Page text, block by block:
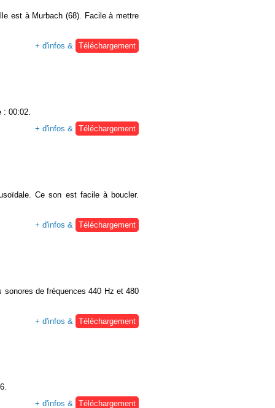
est à Murbach (68). Facile à mettre
+ d'infos & Téléchargement
: 00:02.
+ d'infos &
Téléchargement
Ce son est facile à boucler.
+ d'infos &
Téléchargement
sonores de fréquences 440 Hz et 480
+ d'infos &
Téléchargement
+ d'infos & Téléchargement